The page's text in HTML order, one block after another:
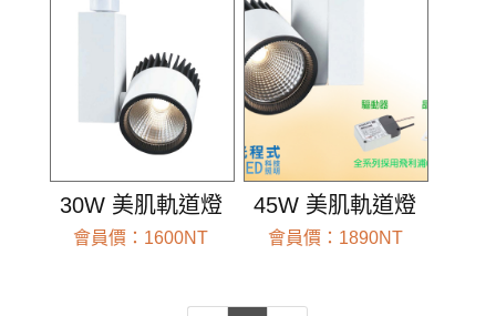
30W 美肌軌道燈
會員價：1600NT
45W 美肌軌道燈
會員價：1890NT